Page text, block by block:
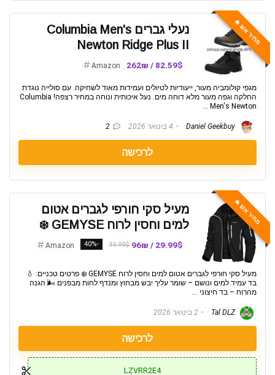
מחיר אש 🔥
נעלי גברים Columbia Men's
Newton Ridge Plus II
82.59$ / 262₪
Amazon
מגפי קולומביה מעור, ייעודיות לטיולים ועמידות מאוד לשחיקה. עם סולייה נוגדת
החלקה וגפה מעור מלא דוחה מים. נעל איכותית ונוחה במחיר רצפה! Columbia
Men's Newton ...
4 בינואר 2026 2
לרכישה
מחיר אש 🔥
מעיל סקי חורפי לגברים אטום
למים וחסין לרוח GEMYSE ❄️
29.99$ / 96₪
49.99$
-40%
Amazon
מעיל סקי חורפי לגברים אטום למים וחסין לרוח GEMYSE ❄️ פרטים טכניים: 💧
בד עמיד למים ונושם – שומר עליך יבש מבחוץ ומנדף לחות מבפנים 🌬️ הגנה
מהרוח – בד חיצוני ...
Tal DLZ 2 בינואר 2026
לרכישה
LZVRR2E4